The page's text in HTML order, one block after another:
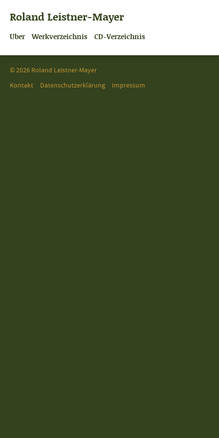
Roland Leistner-Mayer
Über Werkverzeichnis CD-Verzeichnis
© 2026 Roland Leistner-Mayer
Kontakt
Datenschutzerklärung Impressum